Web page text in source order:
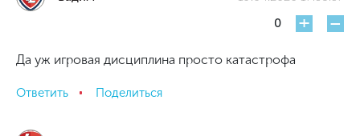
0
+ -
Да уж игровая дисциплина просто катастрофа
Ответить Поделиться